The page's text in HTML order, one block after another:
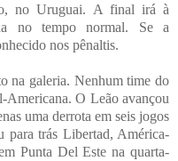
no Uruguai. A final irá à
no tempo normal. Se a
nos pênaltis.
na galeria. Nenhum time do
Americana. O Leão avançou
uma derrota em seis jogos
para trás Libertad, América-
Punta Del Este na quarta-